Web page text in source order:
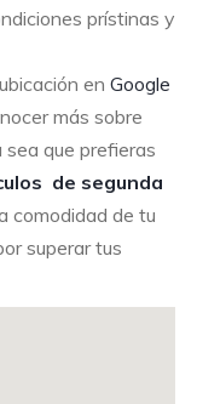
prístinas y
en Google
más sobre
sea que prefieras
de segunda
comodidad de tu
superar tus